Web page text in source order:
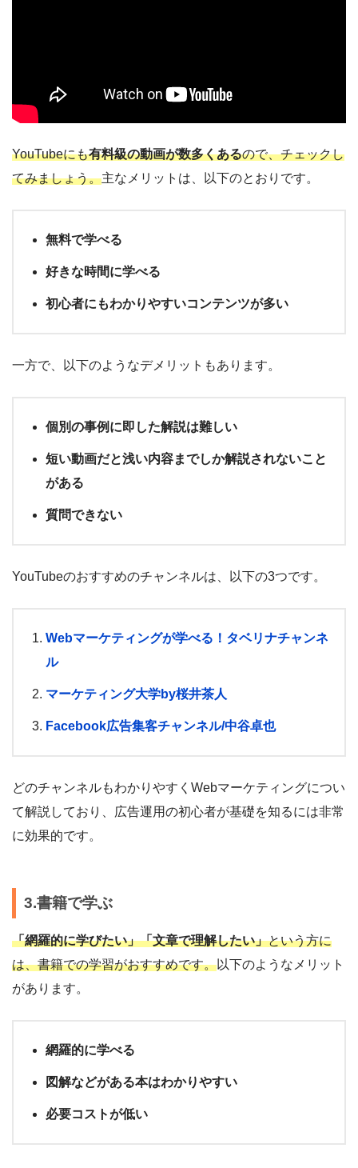
YouTubeにも有料級の動画が数多くあるので、チェックし
てみましょう。主なメリットは、以下のとおりです。
無料で学べる
好きな時間に学べる
初心者にもわかりやすいコンテンツが多い
一方で、以下のようなデメリットもあります。
個別の事例に即した解説は難しい
短い動画だと浅い内容までしか解説されないこと
がある
質問できない
YouTubeのおすすめのチャンネルは、以下の3つです。
Webマーケティングが学べる！タベリナチャンネ
ル
マーケティング大学by桜井茶人
Facebook広告集客チャンネル/中谷卓也
どのチャンネルもわかりやすくWebマーケティングについ
て解説しており、広告運用の初心者が基礎を知るには非常
に効果的です。
3.書籍で学ぶ
「網羅的に学びたい」「文章で理解したい」という方に
は、書籍での学習がおすすめです。以下のようなメリット
があります。
網羅的に学べる
図解などがある本はわかりやすい
必要コストが低い